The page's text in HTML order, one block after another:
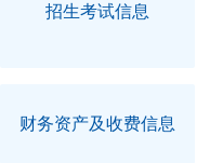
招生考试信息
财务资产及收费信息